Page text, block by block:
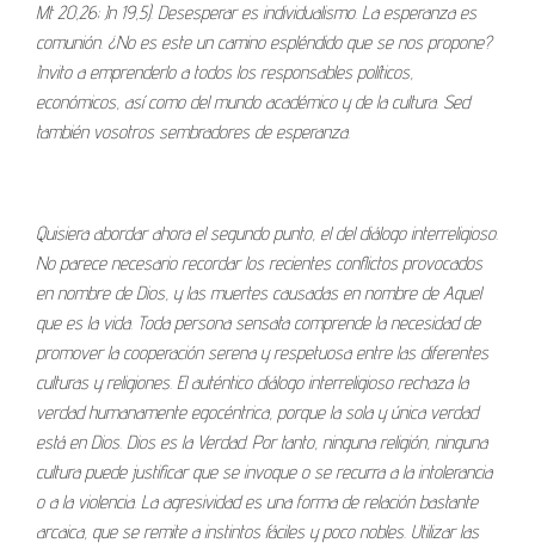
Mt 20,26; Jn 19,5). Desesperar es individualismo. La esperanza es
comunión. ¿No es este un camino espléndido que se nos propone?
Invito a emprenderlo a todos los responsables políticos,
económicos, así como del mundo académico y de la cultura. Sed
también vosotros sembradores de esperanza.
Quisiera abordar ahora el segundo punto, el del diálogo interreligioso.
No parece necesario recordar los recientes conflictos provocados
en nombre de Dios, y las muertes causadas en nombre de Aquel
que es la vida. Toda persona sensata comprende la necesidad de
promover la cooperación serena y respetuosa entre las diferentes
culturas y religiones. El auténtico diálogo interreligioso rechaza la
verdad humanamente egocéntrica, porque la sola y única verdad
está en Dios. Dios es la Verdad. Por tanto, ninguna religión, ninguna
cultura puede justificar que se invoque o se recurra a la intolerancia
o a la violencia. La agresividad es una forma de relación bastante
arcaica, que se remite a instintos fáciles y poco nobles. Utilizar las